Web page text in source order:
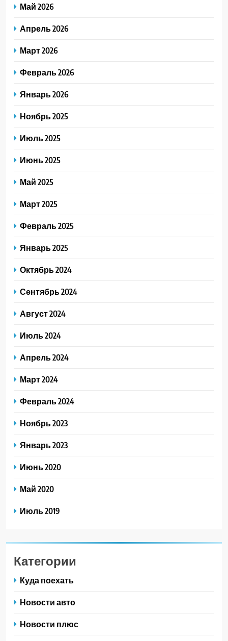
Май 2026
Апрель 2026
Март 2026
Февраль 2026
Январь 2026
Ноябрь 2025
Июль 2025
Июнь 2025
Май 2025
Март 2025
Февраль 2025
Январь 2025
Октябрь 2024
Сентябрь 2024
Август 2024
Июль 2024
Апрель 2024
Март 2024
Февраль 2024
Ноябрь 2023
Январь 2023
Июнь 2020
Май 2020
Июль 2019
Категории
Куда поехать
Новости авто
Новости плюс